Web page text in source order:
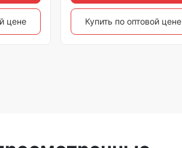
цене Купить по оптовой цене